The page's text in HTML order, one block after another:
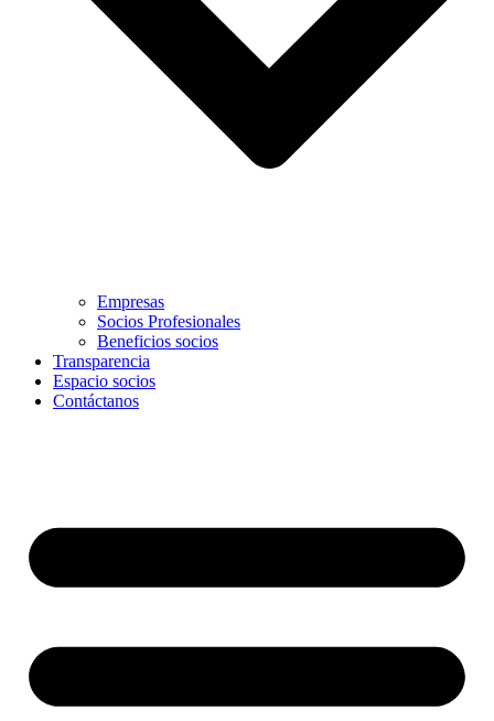
Empresas
Socios Profesionales
Beneficios socios
Transparencia
Espacio socios
Contáctanos